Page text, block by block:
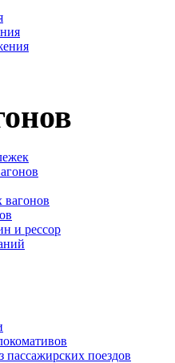
вагонов
и рессор
пассажирских поездов